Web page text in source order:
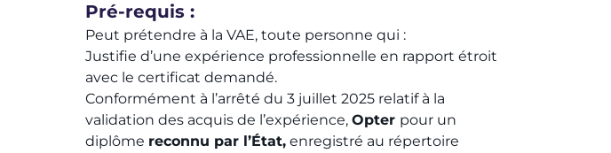
Pré-requis :
Peut prétendre à la VAE, toute personne qui :​
Justifie d’une expérience professionnelle en rapport étroit
avec le certificat demandé.​
Conformément à l’arrêté du 3 juillet 2025 relatif à la
validation des acquis de l’expérience, Opter pour un
diplôme reconnu par l’État, enregistré au répertoire